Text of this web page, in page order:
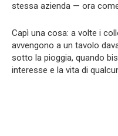
stessa azienda — ora
Capì una cosa: a volte i
avvengono a un tavolo
sotto la pioggia, quando
interesse e la vita di